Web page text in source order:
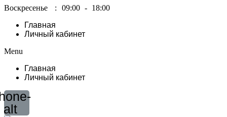
Воскресенье
: 09:00 - 18:00
Главная
Личный кабинет
Menu
Главная
Личный кабинет
alt